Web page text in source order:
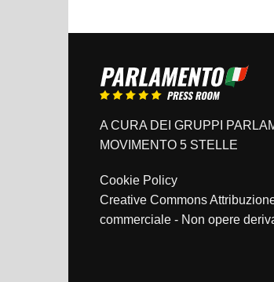
A CURA DEI GRUPPI
MOVIMENTO 5 STELLE
Cookie Policy
Creative Commons
commerciale - Non opere